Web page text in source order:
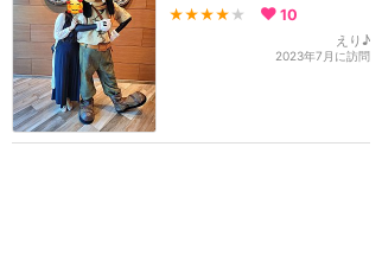
★★★★ ★ 10
えり♪
2023年7月に訪問